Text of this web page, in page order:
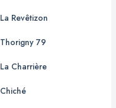
La Revêtizon
Thorigny 79
La Charrière
Chiché